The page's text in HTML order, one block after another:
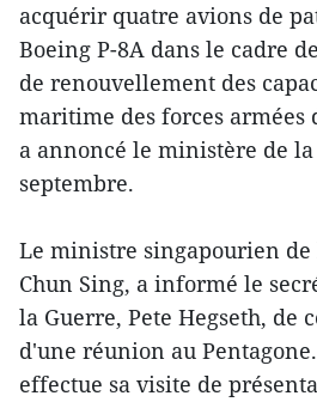
acquérir quatre avions de
Boeing P-8A dans le cadre
de renouvellement des
maritime des forces armées
a annoncé le ministère de
septembre.
Le ministre singapourien de
Chun Sing, a informé le
la Guerre, Pete Hegseth, de
d'une réunion au
effectue sa visite de